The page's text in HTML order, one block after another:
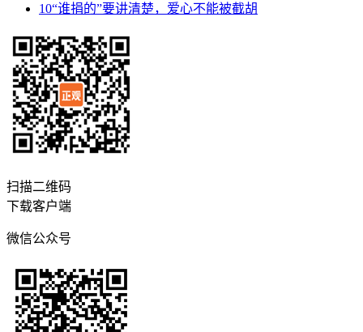
10“谁捐的”要讲清楚，爱心不能被截胡
扫描二维码
下载客户端
微信公众号